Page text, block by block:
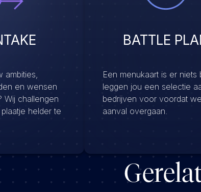
ambities,
en wensen
Wij challengen
helder te
BATTLE
Een menukaart is er niets
leggen jou een selectie
bedrijven voor voordat
aanval overgaan.